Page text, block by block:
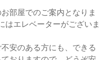
部屋でのご案内となりま
はエレベーターがございま
安のある方にも、できる